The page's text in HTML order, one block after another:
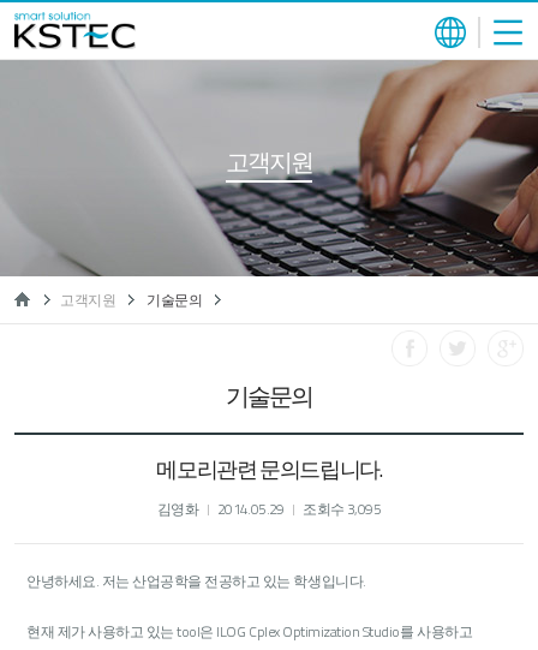
고객지원
고객지원 기술문의
기술문의
메모리관련 문의드립니다.
김영화 2014.05.29 조회수 3,095
안녕하세요. 저는 산업공학을 전공하고 있는 학생입니다.
현재 제가 사용하고 있는 tool은 ILOG Cplex Optimization Studio를 사용하고